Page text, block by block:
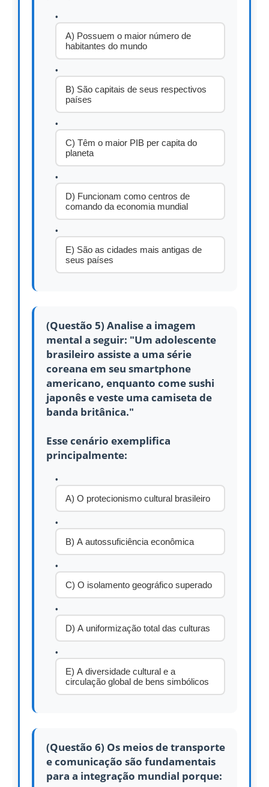
A) Possuem o maior número de
habitantes do mundo
B) São capitais de seus respectivos
países
C) Têm o maior PIB per capita do
planeta
D) Funcionam como centros de
comando da economia mundial
E) São as cidades mais antigas de
seus países
(Questão 5) Analise a imagem
mental a seguir: "Um adolescente
brasileiro assiste a uma série
coreana em seu smartphone
americano, enquanto come sushi
japonês e veste uma camiseta de
banda britânica."
Esse cenário exemplifica
principalmente:
A) O protecionismo cultural brasileiro
B) A autossuficiência econômica
C) O isolamento geográfico superado
D) A uniformização total das culturas
E) A diversidade cultural e a
circulação global de bens simbólicos
(Questão 6) Os meios de transporte
e comunicação são fundamentais
para a integração mundial porque: